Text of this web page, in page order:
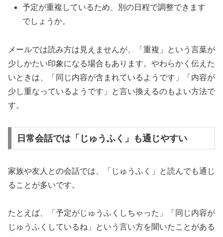
予定が重複しているため、別の日程で調整できます
でしょうか。
メールでは読み方は見えませんが、「重複」という言葉が
少しかたい印象になる場合もあります。やわらかく伝えた
いときは、「同じ内容が含まれているようです」「内容が
少し重なっているようです」と言い換えるのもよい方法で
す。
日常会話では「じゅうふく」も通じやすい
家族や友人との会話では、「じゅうふく」と読んでも通じ
ることが多いです。
たとえば、「予定がじゅうふくしちゃった」「同じ内容が
じゅうふくしているね」という言い方を聞いたことがある